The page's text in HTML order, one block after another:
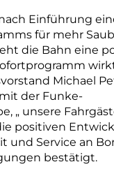
Einführung
für mehr
die Bahn eine
Michael
der Funke-
„ unsere
positiven
und Service an
bestätigt.